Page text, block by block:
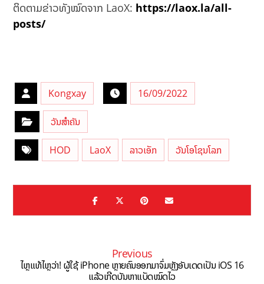
ຕິດຕາມຂ່າວທັງໝົດຈາກ LaoX: https://laox.la/all-
posts/
Kongxay 16/09/2022
ວັນສຳຄັນ
HOD LaoX ລາວເອັກ ວັນໂອໂຊນໂລກ
Previous
ໄຫຼແທ້ໄຫຼວ່າ! ຜູ້ໃຊ້ iPhone ຫຼາຍຄົນອອກມາຈົ່ມຫຼັງອັບເດດເປັນ iOS 16
ແລ້ວເກີດບັນຫາແບັດໝົດໄວ